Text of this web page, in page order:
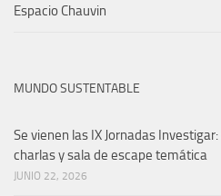
Espacio Chauvin
MUNDO SUSTENTABLE
Se vienen las IX Jornadas
charlas y sala de escape temática
JUNIO 22, 2026